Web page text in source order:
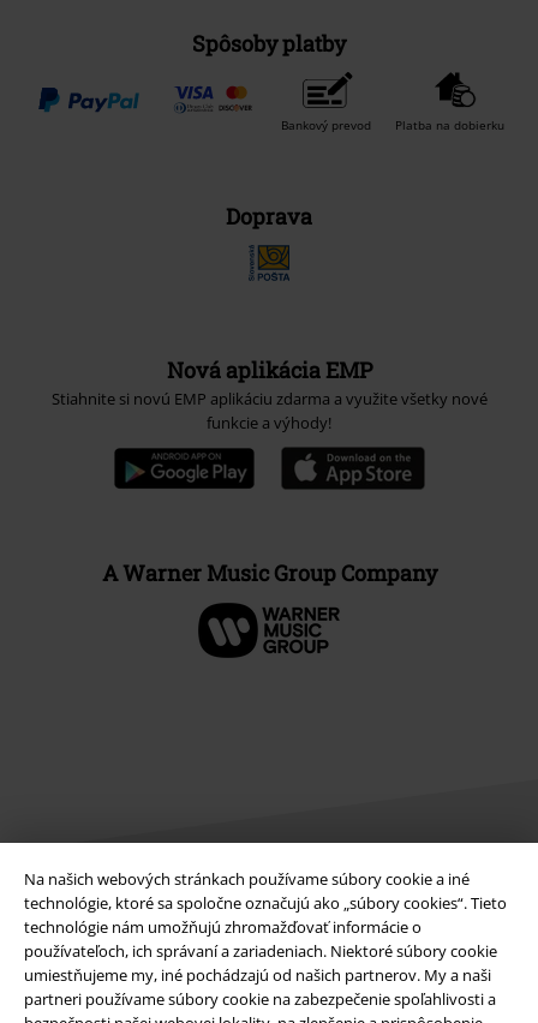
Na našich webových stránkach používame súbory cookie a iné
technológie, ktoré sa spoločne označujú ako „súbory cookies“. Tieto
technológie nám umožňujú zhromažďovať informácie o
používateľoch, ich správaní a zariadeniach. Niektoré súbory cookie
umiestňujeme my, iné pochádzajú od našich partnerov. My a naši
partneri používame súbory cookie na zabezpečenie spoľahlivosti a
Spôsoby platby
Bankový prevod Platba na dobierku
Doprava
Nová aplikácia EMP
Stiahnite si novú EMP aplikáciu zdarma a využite všetky nové
funkcie a výhody!
A Warner Music Group Company
Právne informácie
Podmienky
Imprint